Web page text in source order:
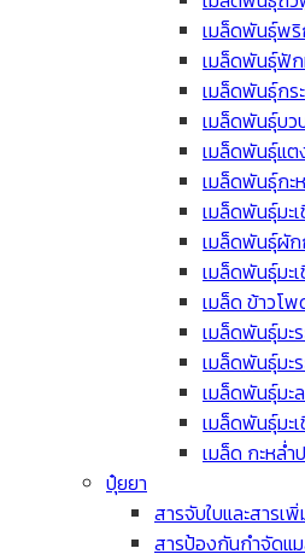
เมล็ดพันธุ์พ
เมล็ดพันธุ์ฟั
เมล็ดพันธุ์กร
เมล็ดพันธุ์บว
เมล็ดพันธุ์แต
เมล็ดพันธุ์กะ
เมล็ดพันธุ์มะ
เมล็ดพันธุ์ผั
เมล็ดพันธุ์มะ
เมล็ด ข้าวโพ
เมล็ดพันธุ์มะ
เมล็ดพันธุ์มะร
เมล็ดพันธุ์มะ
เมล็ดพันธุ์มะเ
เมล็ด กะหล่ำ
ปุ๋ยยา
สารจับใบและสารเ
สารป้องกันกำจัดแ